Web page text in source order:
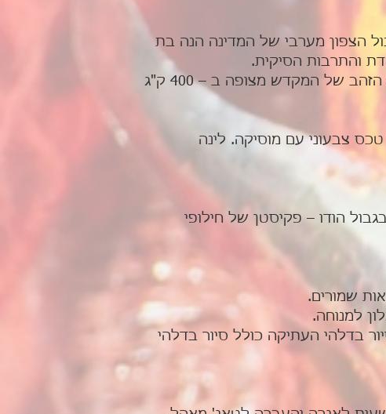
אמריצר ממוקמת בגבול הצפון מערבי של המדינה הנה בת
אמריצר ידועה בזכות מקדש הזהב שלה הבנוי במרכז הבריכה הקדושה, כיפת הזהב של המקדש מצופה ב – 400 ק"ג
צבעוני עם מוסיקה. לינה
הודו – פקיסטן של חילופי
שמורים.
בדלהי העתיקה כולל סיור בדלהי